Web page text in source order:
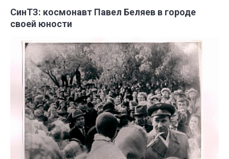
СинТЗ: космонавт Павел Беляев в городе
своей юности